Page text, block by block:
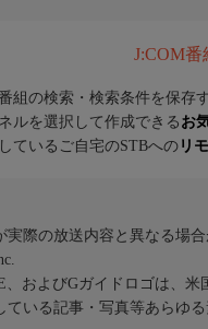
J:COM
組の検索・検索条件を保存
ルを選択して作成できる お
ているご自宅のSTBへの リ
際の放送内容と異なる場合
およびGガイドロゴは、
ている記事・写真等あらゆ